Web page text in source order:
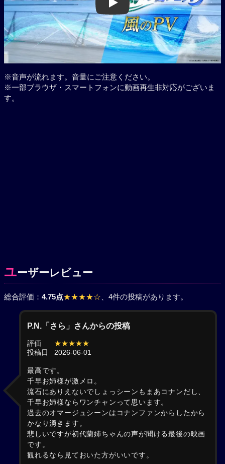
Play
※音声が流れます。音量にご注意ください。
※一部ブラウザ・スマートフォンに動画再生非対応がございま
す。
ユーザーレビュー
総合評価： 4.75点★★★★☆ 、4件の投稿があります。
P.N.「さら」さんからの投稿
評価
★★★★★
投稿日
2026-06-01
最高です。
千早お姉様が激メロ。
流石にありえないでしょっシーンもまあコナンだし、
千早お姉様ならワンチャンって思います。
過去のオマージュシーンはコナンファンからしたから
かなり湧きます。
悲しいですが初代蘭姉ちゃんの声が聞ける最後の映画
です。
観れるなら見ておいた方がいいです。